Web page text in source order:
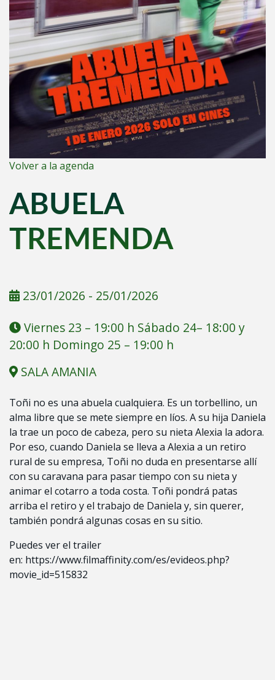
Volver a la agenda
ABUELA
TREMENDA
23/01/2026 - 25/01/2026
Viernes 23 – 19:00 h Sábado 24– 18:00 y
20:00 h Domingo 25 – 19:00 h
SALA AMANIA
Toñi no es una abuela cualquiera. Es un torbellino, un
alma libre que se mete siempre en líos. A su hija Daniela
la trae un poco de cabeza, pero su nieta Alexia la adora.
Por eso, cuando Daniela se lleva a Alexia a un retiro
rural de su empresa, Toñi no duda en presentarse allí
con su caravana para pasar tiempo con su nieta y
animar el cotarro a toda costa. Toñi pondrá patas
arriba el retiro y el trabajo de Daniela y, sin querer,
también pondrá algunas cosas en su sitio.
Puedes ver el trailer
en: https://www.filmaffinity.com/es/evideos.php?
movie_id=515832